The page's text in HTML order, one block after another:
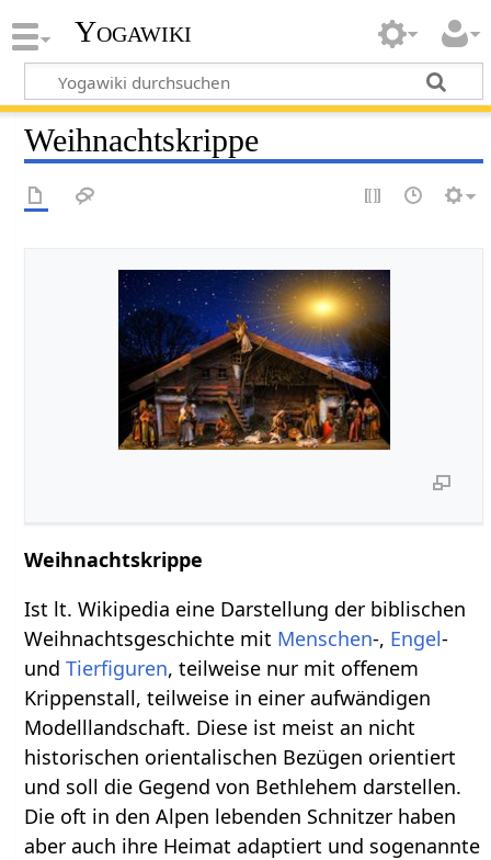
Yogawiki
Weihnachtskrippe
Weihnachtskrippe
Ist lt. Wikipedia eine Darstellung der biblischen
Weihnachtsgeschichte mit Menschen-, Engel-
undTierfiguren, teilweise nur mit offenem
Krippenstall, teilweise in einer aufwändigen
Modelllandschaft. Diese ist meist an nicht
historischen orientalischen Bezügen orientiert
und soll die Gegend von Bethlehem darstellen.
Die oft in den Alpen lebenden Schnitzer haben
aber auch ihre Heimat adaptiert und sogenannte